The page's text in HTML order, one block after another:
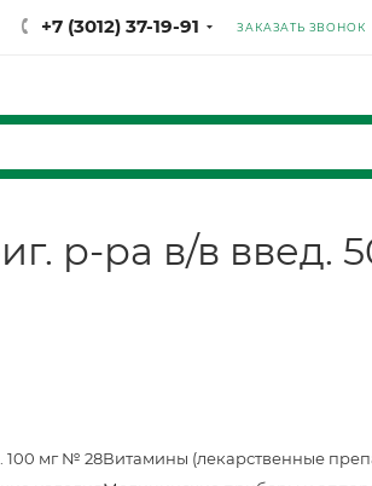
+7 (3012) 37-19-91 ЗАКАЗАТЬ ЗВОНОК
р-ра в/в введ.
100 мг № 28Витамины (лекарственные